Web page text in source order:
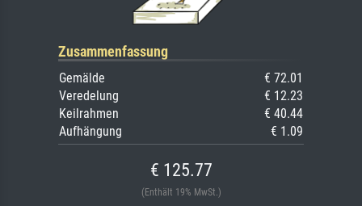
Zusammenfassung
Gemälde
€ 72.01
Veredelung
€ 12.23
Keilrahmen
€ 40.44
Aufhängung
€ 1.09
€ 125.77
(Enthält 19% MwSt.)